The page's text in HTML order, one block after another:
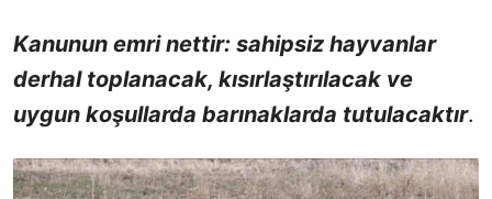
Kanunun emri nettir: sahipsiz hayvanlar
derhal toplanacak, kısırlaştırılacak ve
uygun koşullarda barınaklarda tutulacaktır.